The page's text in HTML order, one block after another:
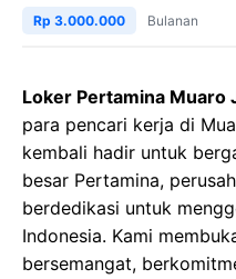
Rp 3.000.000 Bulanan
Loker Pertamina Muaro
para pencari kerja di
kembali hadir untuk
besar Pertamina,
berdedikasi untuk
Indonesia. Kami
bersemangat,